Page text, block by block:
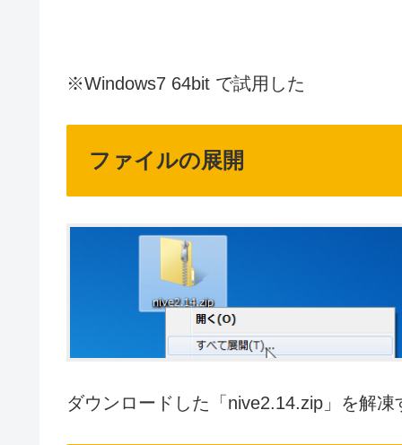
※Windows7 64bit で試用した
ファイルの展開
ダウンロードした「nive2.14.zip」を解凍